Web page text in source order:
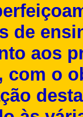
de
aos
com o